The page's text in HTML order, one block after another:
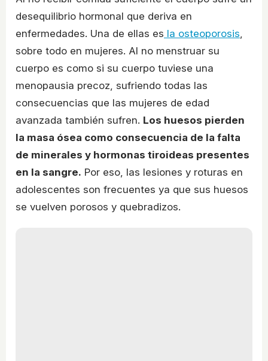
desequilibrio hormonal que deriva en
enfermedades. Una de ellas es la osteoporosis,
sobre todo en mujeres. Al no menstruar su
cuerpo es como si su cuerpo tuviese una
menopausia precoz, sufriendo todas las
consecuencias que las mujeres de edad
avanzada también sufren. Los huesos pierden
la masa ósea como consecuencia de la falta
de minerales y hormonas tiroideas presentes
en la sangre. Por eso, las lesiones y roturas en
adolescentes son frecuentes ya que sus huesos
se vuelven porosos y quebradizos.